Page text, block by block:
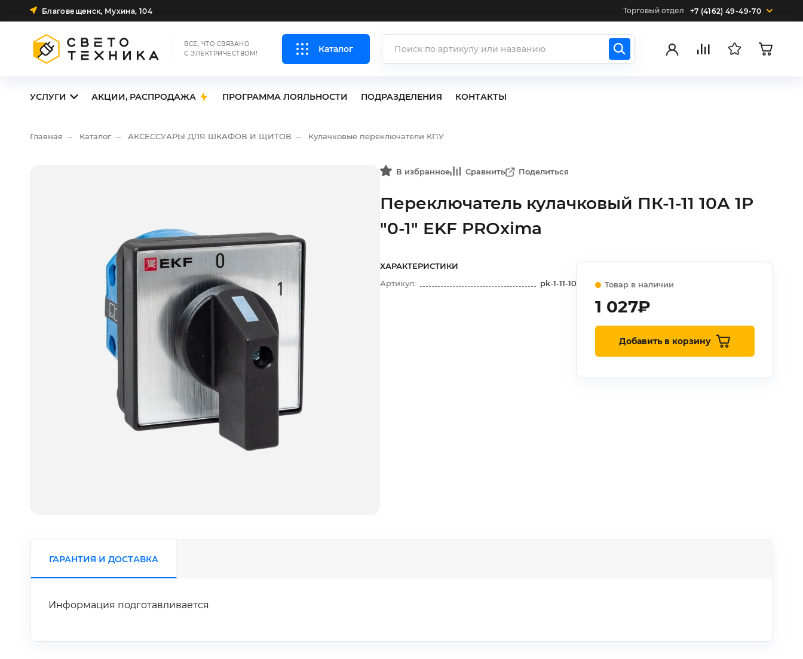
Благовещенск, Мухина, 104 Торговый отдел +7 (4162) 49-49-70
ВСЕ, ЧТО СВЯЗАНО
С ЭЛЕКТРИЧЕСТВОМ!
Каталог
УСЛУГИ АКЦИИ, РАСПРОДАЖА ПРОГРАММА ЛОЯЛЬНОСТИ ПОДРАЗДЕЛЕНИЯ КОНТАКТЫ
Главная Каталог АКСЕССУАРЫ ДЛЯ ШКАФОВ И ЩИТОВ Кулачковые переключатели КПУ
В избранное Сравнить Поделиться
Переключатель кулачковый ПК-1-11 10А 1P
"0-1" EKF PROxima
ХАРАКТЕРИСТИКИ
Артикул:
pk-1-11-10 Товар в наличии
1 027₽
Добавить в корзину
ГАРАНТИЯ И ДОСТАВКА
Информация подготавливается